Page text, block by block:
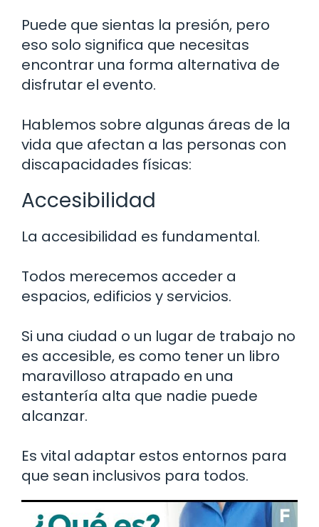
Puede que sientas la presión, pero
eso solo significa que necesitas
encontrar una forma alternativa de
disfrutar el evento.
Hablemos sobre algunas áreas de la
vida que afectan a las personas con
discapacidades físicas:
Accesibilidad
La accesibilidad es fundamental.
Todos merecemos acceder a
espacios, edificios y servicios.
Si una ciudad o un lugar de trabajo no
es accesible, es como tener un libro
maravilloso atrapado en una
estantería alta que nadie puede
alcanzar.
Es vital adaptar estos entornos para
que sean inclusivos para todos.